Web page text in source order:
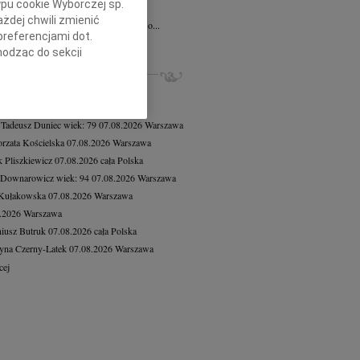
Słowińska 20.07.2026Kraków
smutkiem przyjąłem wiadomość o...
Duniecwiek: 7907.08.2026Warszawa
Kościelska07.08.2026Warszawa
Pliszkiewicz07.08.2026cała Polska
wiek: 9407.08.2026Warszawa
07.08.2026Warszawa
Warszawa
Butruk 07.08.2026cała Polska
Czerny-Latek 07.08.2026Warszawa
cookie Wyborczej sp.
chwili zmienić
dot.
do sekcji
przeglądarki.
identyfikacji.
pomiar reklam i